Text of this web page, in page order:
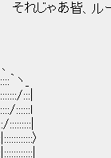
を守って楽
ヽ_
:::|
::::::l
〉